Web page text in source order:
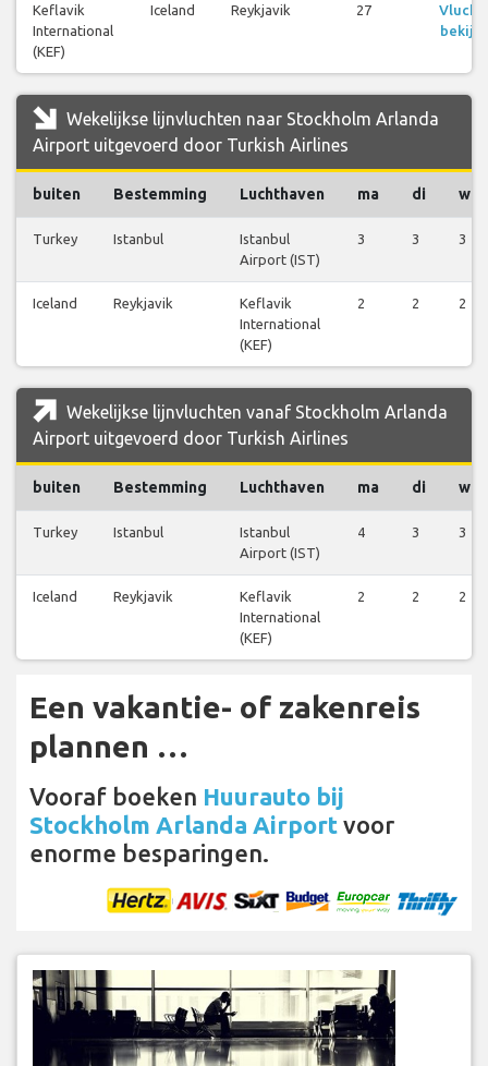
Keflavik
International
(KEF)
Iceland Reykjavik 27
Wekelijkse lijnvluchten naar Stockholm Arlanda
Airport uitgevoerd door Turkish Airlines
buiten Bestemming Luchthaven ma di wo
Turkey Istanbul
Istanbul
Airport (IST)
3 3 3
Iceland Reykjavik
Keflavik
International
(KEF)
2 2 2
Wekelijkse lijnvluchten vanaf Stockholm Arlanda
Airport uitgevoerd door Turkish Airlines
buiten Bestemming Luchthaven ma di wo
Turkey Istanbul
Istanbul
Airport (IST)
4 3 3
Iceland Reykjavik
Keflavik
International
(KEF)
2 2 2
Een vakantie- of zakenreis
plannen …
Vooraf boeken Huurauto bij
Stockholm Arlanda Airport voor
enorme besparingen.